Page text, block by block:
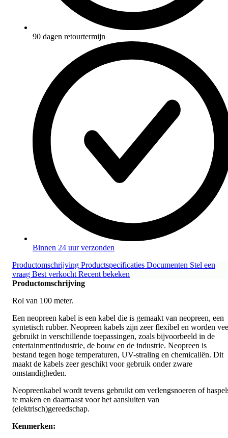
90 dagen retourtermijn
Binnen 24 uur verzonden
Productomschrijving Productspecificaties Documenten Stel een
vraag Best verkocht Recent bekeken
Productomschrijving
Rol van 100 meter.
Een neopreen kabel is een kabel die is gemaakt van neopreen, een
syntetisch rubber. Neopreen kabels zijn zeer flexibel en worden
gebruikt in verschillende toepassingen, zoals bijvoorbeeld in de
entertainmentindustrie, de bouw en de industrie. Neopreen is
bestand tegen hoge temperaturen, UV-straling en chemicaliën. Dit
maakt de kabels zeer geschikt voor gebruik onder zware
omstandigheden.
Neopreenkabel wordt tevens gebruikt om verlengsnoeren of
te maken en daarnaast voor het aansluiten van
(elektrisch)gereedschap.
Kenmerken: